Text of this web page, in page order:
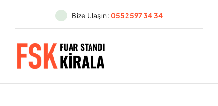
Bize Ulaşın : 0552 597 34 34